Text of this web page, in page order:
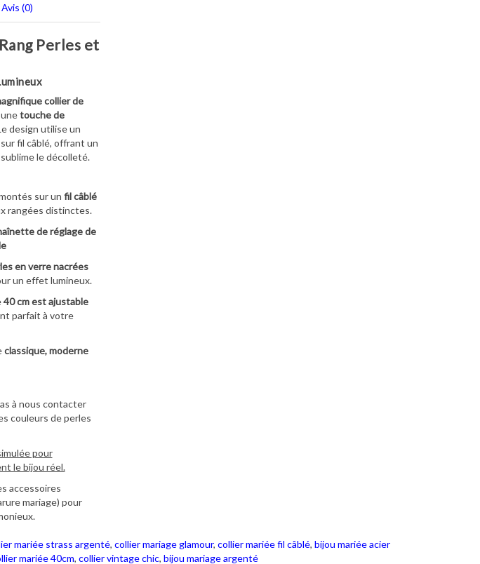
Avis (0)
Perles et
collier de
touche de
design utilise un
fil câblé, offrant un
le décolleté.
sur un fil câblé
rangées distinctes.
de réglage de
en verre nacrées
un effet lumineux.
40 cm est ajustable
parfait à votre
classique, moderne
à nous contacter
couleurs de perles
pour
le bijou réel.
accessoires
mariage) pour
mariée strass argenté, collier mariage glamour, collier mariée fil câblé, bijou mariée acier
mariée 40cm, collier vintage chic, bijou mariage argenté